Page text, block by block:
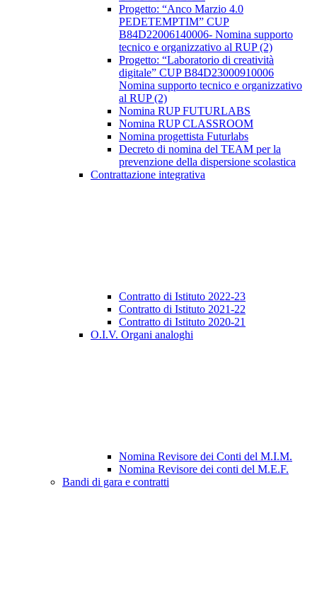
Progetto: “Anco Marzio 4.0
PEDETEMPTIM” CUP
B84D22006140006- Nomina supporto
tecnico e organizzativo al RUP (2)
Progetto: “Laboratorio di creatività
digitale” CUP B84D23000910006
Nomina supporto tecnico e organizzativo
al RUP (2)
Nomina RUP FUTURLABS
Nomina RUP CLASSROOM
Nomina progettista Futurlabs
Decreto di nomina del TEAM per la
prevenzione della dispersione scolastica
Contrattazione integrativa
Contratto di Istituto 2022-23
Contratto di Istituto 2021-22
Contratto di Istituto 2020-21
O.I.V. Organi analoghi
Nomina Revisore dei Conti del M.I.M.
Nomina Revisore dei conti del M.E.F.
Bandi di gara e contratti